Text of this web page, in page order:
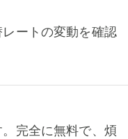
ートの変動を確認
完全に無料で、煩